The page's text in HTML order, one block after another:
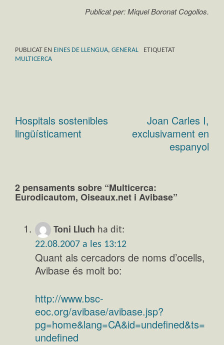
Publicat per: Miquel Boronat Cogollos.
PUBLICAT EN EINES DE LLENGUA, GENERAL
ETIQUETAT
MULTICERCA
Navegació
Hospitals sostenibles
lingüísticament
Joan Carles I,
exclusivament en
espanyol
2 pensaments sobre “Multicerca:
Eurodicautom, Oiseaux.net i Avibase”
Toni Lluch ha dit:
22.08.2007 a les 13:12
Quant als cercadors de noms d’ocells,
Avibase és molt bo:
http://www.bsc-
eoc.org/avibase/avibase.jsp?
pg=home&lang=CA&id=undefined&ts=
undefined